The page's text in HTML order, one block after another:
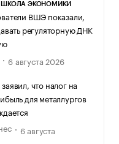
ЭКОНОМИКИ
ВШЭ показали,
регуляторную ДНК
6 августа 2026
что налог на
для металлургов
6 августа